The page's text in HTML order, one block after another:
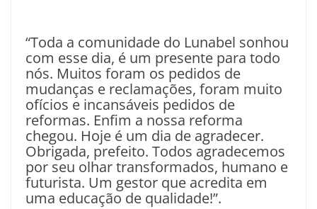
“Toda a comunidade do Lunabel sonhou
com esse dia, é um presente para todo
nós. Muitos foram os pedidos de
mudanças e reclamações, foram muito
ofícios e incansáveis pedidos de
reformas. Enfim a nossa reforma
chegou. Hoje é um dia de agradecer.
Obrigada, prefeito. Todos agradecemos
por seu olhar transformados, humano e
futurista. Um gestor que acredita em
uma educação de qualidade!”.